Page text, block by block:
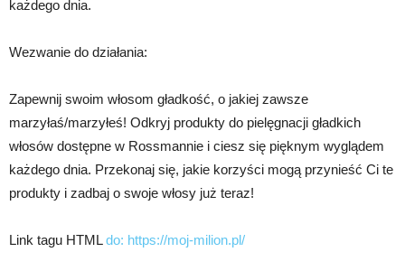
każdego dnia.
Wezwanie do działania:
Zapewnij swoim włosom gładkość, o jakiej zawsze
marzyłaś/marzyłeś! Odkryj produkty do pielęgnacji gładkich
włosów dostępne w Rossmannie i ciesz się pięknym wyglądem
każdego dnia. Przekonaj się, jakie korzyści mogą przynieść Ci te
produkty i zadbaj o swoje włosy już teraz!
Link tagu HTMLdo: https://moj-milion.pl/